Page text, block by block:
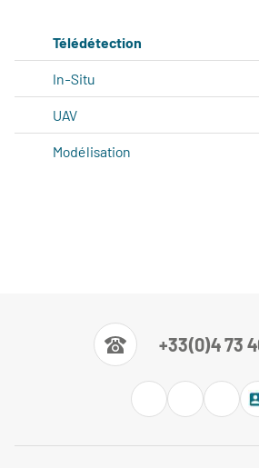
Télédétection
In-Situ
UAV
Modélisation
+33(0)4 73